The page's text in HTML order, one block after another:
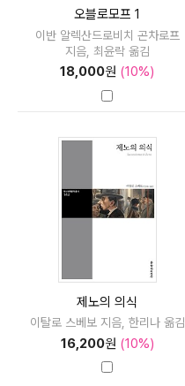
오블로모프 1
이반 알렉산드로비치 곤차로프
지음, 최윤락 옮김
18,000원 (10%)
제노의 의식
이탈로 스베보 지음, 한리나 옮김
16,200원 (10%)